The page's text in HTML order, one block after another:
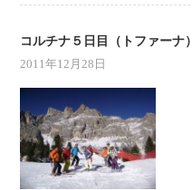
コルチナ５日目（トファーナ）
2011年12月28日